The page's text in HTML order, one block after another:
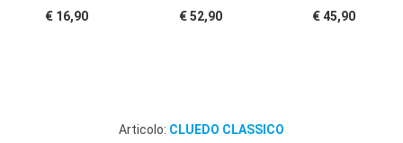
€ 16,90 € 52,90 € 45,90
Articolo: CLUEDO CLASSICO